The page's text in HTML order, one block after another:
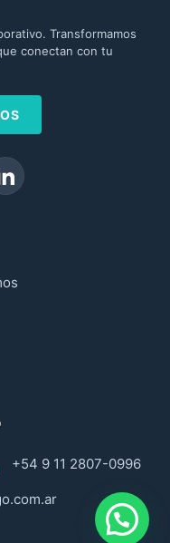
Transformamos
conectan con tu
+54 9 11 2807-0996